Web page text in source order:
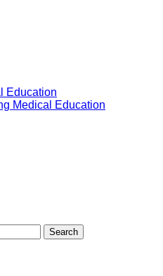
Education
Medical Education